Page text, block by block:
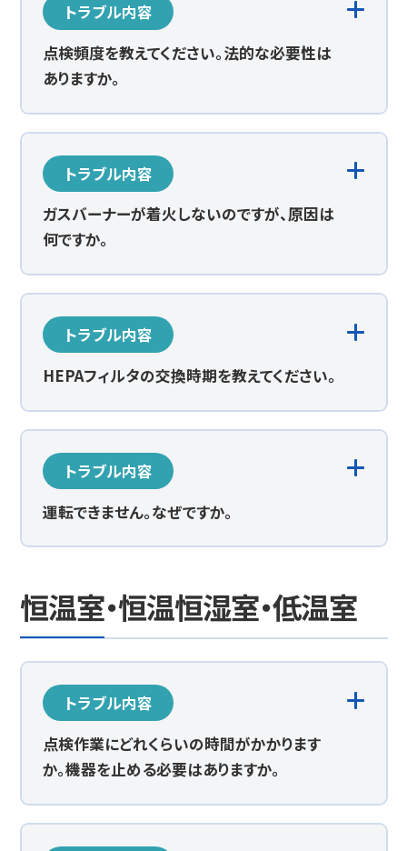
トラブル内容
点検頻度を教えてください。法的な必要性は
ありますか。
トラブル内容
ガスバーナーが着火しないのですが、原因は
何ですか。
トラブル内容
HEPAフィルタの交換時期を教えてください。
トラブル内容
運転できません。なぜですか。
恒温室・恒温恒湿室・低温室
トラブル内容
点検作業にどれくらいの時間がかかります
か。機器を止める必要はありますか。